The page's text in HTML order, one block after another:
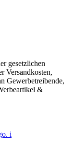
gesetzlichen
Versandkosten,
Gewerbetreibende,
&
i